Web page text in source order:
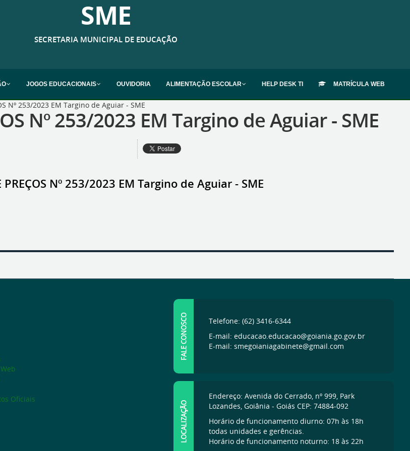
SME
SECRETARIA MUNICIPAL DE EDUCAÇÃO
JOGOS EDUCACIONAIS OUVIDORIA ALIMENTAÇÃO ESCOLAR HELP DESK TI MATRÍCULA WEB
Nº 253/2023 EM Targino de Aguiar - SME
Nº 253/2023 EM Targino de Aguiar - SME
PREÇOS Nº 253/2023 EM Targino de Aguiar - SME
Oficiais
FALE CONOSCO
Telefone: (62) 3416-6344
E-mail: educacao.educacao@goiania.go.gov.br
E-mail: smegoianiagabinete@gmail.com
LOCALIZAÇÃO
Endereço: Avenida do Cerrado, nº 999, Park
Lozandes, Goiânia - Goiás CEP: 74884-092
Horário de funcionamento diurno: 07h às 18h
todas unidades e gerências.
Horário de funcionamento noturno: 18 às 22h